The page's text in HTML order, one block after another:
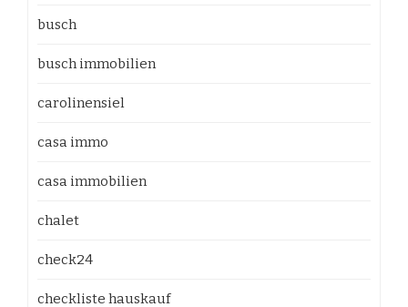
busch
busch immobilien
carolinensiel
casa immo
casa immobilien
chalet
check24
checkliste hauskauf